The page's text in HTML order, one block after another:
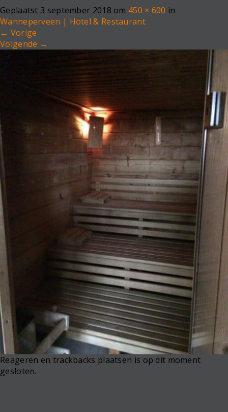
i
n
Geplaatst 3 september 2018 om 450 × 600 in
Wanneperveen | Hotel & Restaurant
← Vorige
Volgende →
Reageren en trackbacks plaatsen is op dit moment
gesloten.